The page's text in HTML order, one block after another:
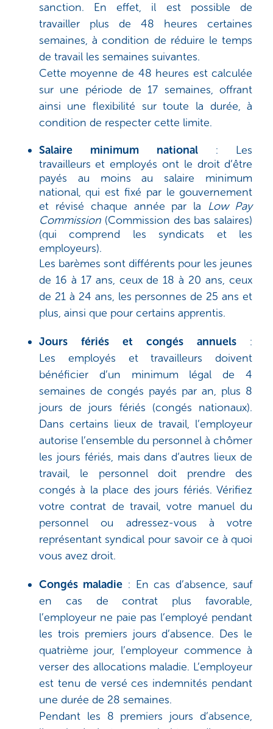
sanction. En effet, il est possible de
travailler plus de 48 heures certaines
semaines, à condition de réduire le temps
de travail les semaines suivantes.
Cette moyenne de 48 heures est calculée
sur une période de 17 semaines, offrant
ainsi une flexibilité sur toute la durée, à
condition de respecter cette limite.
Salaire minimum national : Les
travailleurs et employés ont le droit d’être
payés au moins au salaire minimum
national, qui est fixé par le gouvernement
et révisé chaque année par la
Low Pay
Commission (Commission des bas salaires)
(qui comprend les syndicats et les
employeurs).
Les barèmes sont différents pour les jeunes
de 16 à 17 ans, ceux de 18 à 20 ans, ceux
de 21 à 24 ans, les personnes de 25 ans et
plus, ainsi que pour certains apprentis.
Jours fériés et congés annuels :
Les employés et travailleursdoivent
bénéficier d’un minimum légal de 4
semaines de congés payés par an, plus 8
jours de jours fériés (congés nationaux).
Dans certains lieux de travail, l’employeur
autorise l’ensemble du personnel à chômer
les jours fériés, mais dans d’autres lieux de
travail, le personnel doit prendre des
congés à la place des jours fériés. Vérifiez
votre contrat de travail, votre manuel du
personnel ou adressez-vous à votre
représentant syndical pour savoir ce à quoi
vous avez droit.
Congés maladie : En cas d’absence, sauf
en cas de contrat plus favorable,
l’employeur ne paie pas l’employé pendant
les trois premiers jours d’absence. Des le
quatrième jour, l’employeur commence à
verser des allocations maladie. L’employeur
est tenu de versé ces indemnités pendant
une durée de 28 semaines.
Pendant les 8 premiers jours d’absence,